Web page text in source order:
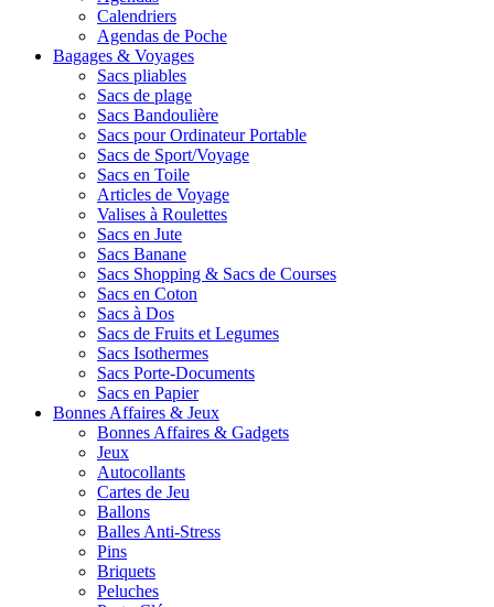
Calendriers
Agendas de Poche
Bagages & Voyages
Sacs pliables
Sacs de plage
Sacs Bandoulière
Sacs pour Ordinateur Portable
Sacs de Sport/Voyage
Sacs en Toile
Articles de Voyage
Valises à Roulettes
Sacs en Jute
Sacs Banane
Sacs Shopping & Sacs de Courses
Sacs en Coton
Sacs à Dos
Sacs de Fruits et Legumes
Sacs Isothermes
Sacs Porte-Documents
Sacs en Papier
Bonnes Affaires & Jeux
Bonnes Affaires & Gadgets
Jeux
Autocollants
Cartes de Jeu
Ballons
Balles Anti-Stress
Pins
Briquets
Peluches